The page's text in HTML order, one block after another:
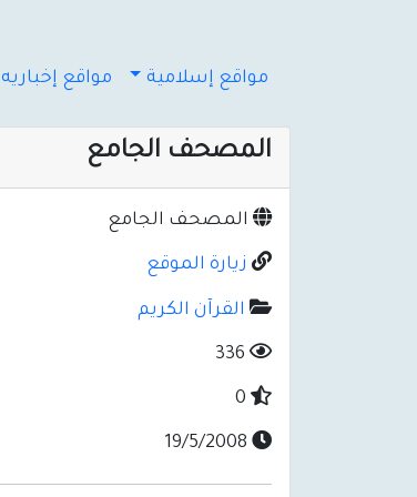
مواقع إسلامية مواقع إخباريه
المصحف الجامع
المصحف الجامع
زيارة الموقع
القرآن الكريم